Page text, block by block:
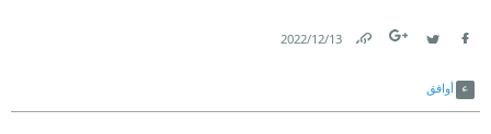
13‏/12‏/2022
أوافق